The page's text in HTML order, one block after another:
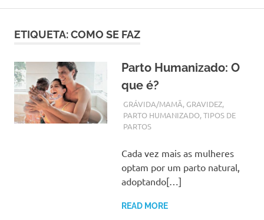
ETIQUETA:COMO SE FAZ
Parto Humanizado: O
que é?
SETEMBRO 22, 2017
ADMIN
GRÁVIDA/MAMÃ, GRAVIDEZ,
PARTO HUMANIZADO,TIPOS DE
PARTOS
Cada vez mais as mulheres
optam por um parto natural,
adoptando[…]
READ MORE